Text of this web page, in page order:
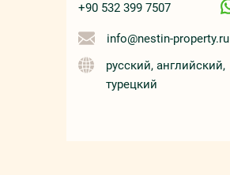
+90 532 399 7507
info@nestin-property.ru
русский, английский,
турецкий